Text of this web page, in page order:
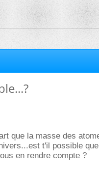
que la masse des
t'il possible
en rendre compte ?